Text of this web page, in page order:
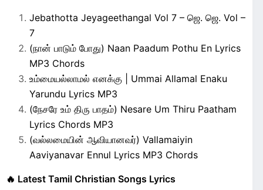
Jebathotta Jeyageethangal Vol 7 – ஜெ. ஜெ. Vol –
7
(நான் பாடும் போது) Naan Paadum Pothu En Lyrics
MP3 Chords
உம்மையல்லாமல் எனக்கு | Ummai Allamal Enaku
Yarundu Lyrics MP3
(நேசரே உம் திரு பாதம்) Nesare Um Thiru Paatham
Lyrics Chords MP3
(வல்லமையின் ஆவியானவர்) Vallamaiyin
Aaviyanavar Ennul Lyrics MP3 Chords
🔥 Latest Tamil Christian Songs Lyrics